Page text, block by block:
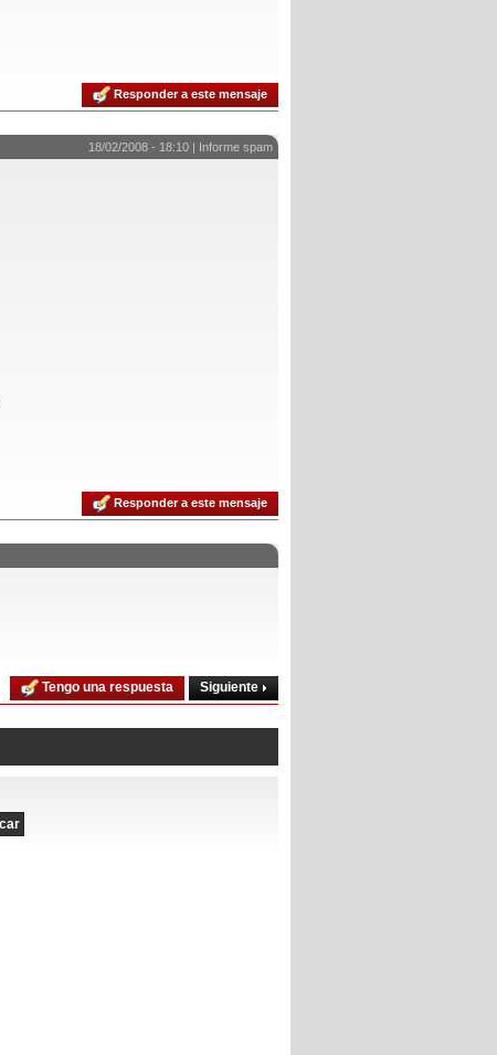
Responder a este mensaje
18/02/2008 - 18:10 | Informe spam
Responder a este mensaje
Siguiente
Tengo una respuesta